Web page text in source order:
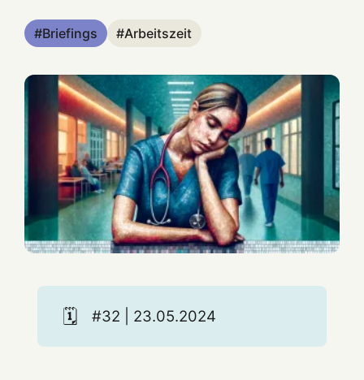
Briefings Arbeitszeit
🗓️ #32 | 23.05.2024